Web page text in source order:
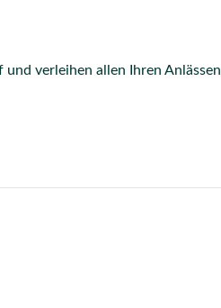
verleihen allen Ihren Anlässen